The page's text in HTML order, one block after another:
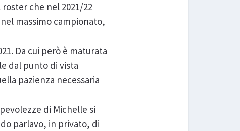
che nel 2021/22
massimo campionato,
Da cui però è maturata
dal punto di vista
pazienza necessaria
di Michelle si
parlavo, in privato, di